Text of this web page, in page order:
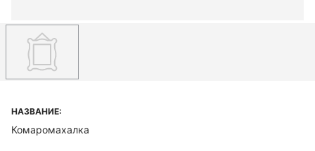
НАЗВАНИЕ:
Комаромахалка